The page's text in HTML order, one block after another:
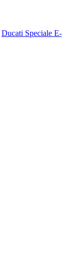
Ducati Speciale E-